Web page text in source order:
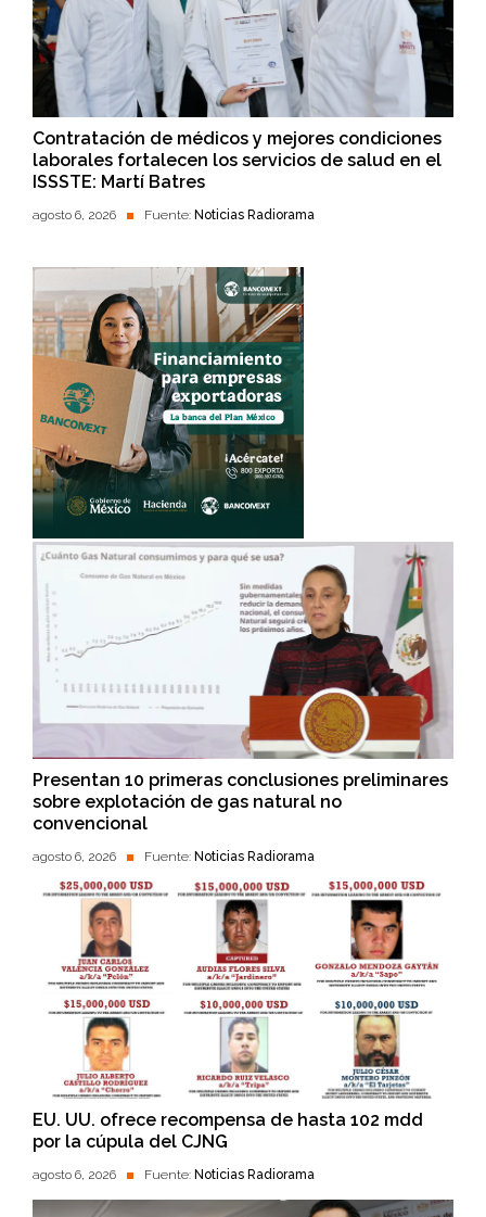
Contratación de médicos y mejores condiciones
laborales fortalecen los servicios de salud en el
ISSSTE: Martí Batres
agosto 6, 2026 Fuente: Noticias Radiorama
Presentan 10 primeras conclusiones preliminares
sobre explotación de gas natural no
convencional
agosto 6, 2026 Fuente: Noticias Radiorama
EU. UU. ofrece recompensa de hasta 102 mdd
por la cúpula del CJNG
agosto 6, 2026 Fuente: Noticias Radiorama